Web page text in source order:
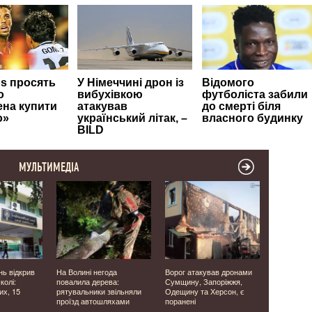
МУЛЬТИМЕДІА
відкрив
15
На Волині негода
повалила дерева:
рятувальники звільняли
проїзд автошляхами
Ворог атакував дронами
Сумщину, Запоріжжя,
Одещину та Херсон, є
поранені